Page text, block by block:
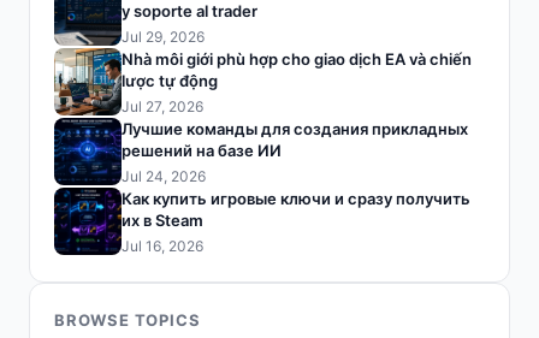
y soporte al trader
Jul 29, 2026
Nhà môi giới phù hợp cho giao dịch EA và chiến
lược tự động
Jul 27, 2026
Лучшие команды для создания прикладных
решений на базе ИИ
Jul 24, 2026
Как купить игровые ключи и сразу получить
их в Steam
Jul 16, 2026
BROWSE TOPICS